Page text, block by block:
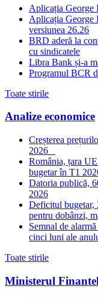
Aplicația George
Aplicația George
versiunea 26.26
BRD aderă la
cu sindicatele
Libra Bank și-a
Programul BCR
Toate stirile
Analize economice
Creșterea
2026
România, țara
bugetar în T1
Datoria publică,
2026
Deficitul bugetar,
pentru dobânzi,
Semnal de
cinci luni ale
Toate stirile
Ministerul